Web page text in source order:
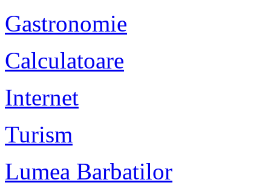
Gastronomie
Calculatoare
Internet
Turism
Lumea Barbatilor